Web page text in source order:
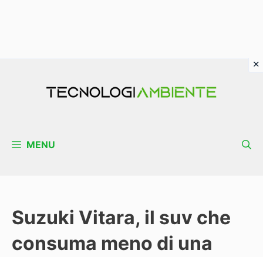
MENU
Suzuki Vitara, il suv che
consuma meno di una